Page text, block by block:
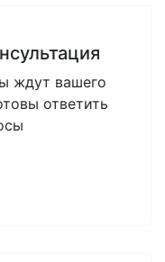
ждут вашего
ответить